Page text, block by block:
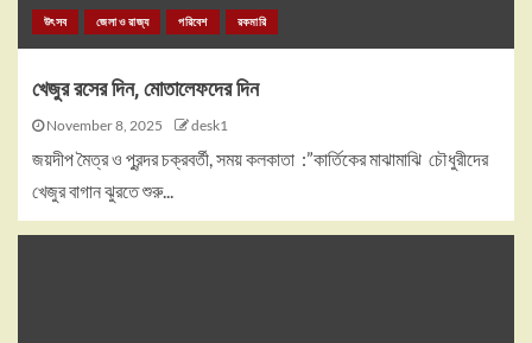
উৎসব জেলা ও রাজ্য পরিবেশ রকমারি
খেজুর রসের দিন, মোতালেফদের দিন
November 8, 2025 desk1
জয়দীপ মৈত্র ও পুরন্দর চক্রবর্তী, সময় কলকাতা :”কার্তিকের মাঝামাঝি চৌধুরীদের
খেজুর বাগান ঝুরতে শুরু...